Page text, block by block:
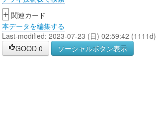
+ 関連カード
本データを編集する
Last-modified: 2023-07-23 (日) 02:59:42 (1111d)
GOOD 0 ソーシャルボタン表示